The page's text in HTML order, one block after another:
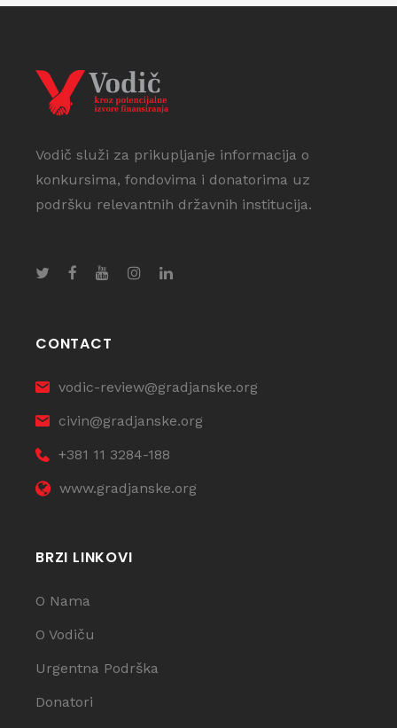
Vodič služi za prikupljanje informacija o
konkursima, fondovima i donatorima uz
podršku relevantnih državnih institucija.
CONTACT
vodic-review@gradjanske.org
civin@gradjanske.org
+381 11 3284-188
www.gradjanske.org
BRZI LINKOVI
O Nama
O Vodiču
Urgentna Podrška
Donatori